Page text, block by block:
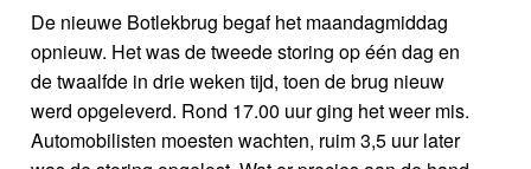
De nieuwe Botlekbrug begaf het maandagmiddag
opnieuw. Het was de tweede storing op één dag en
de twaalfde in drie weken tijd, toen de brug nieuw
werd opgeleverd. Rond 17.00 uur ging het weer mis.
Automobilisten moesten wachten, ruim 3,5 uur later